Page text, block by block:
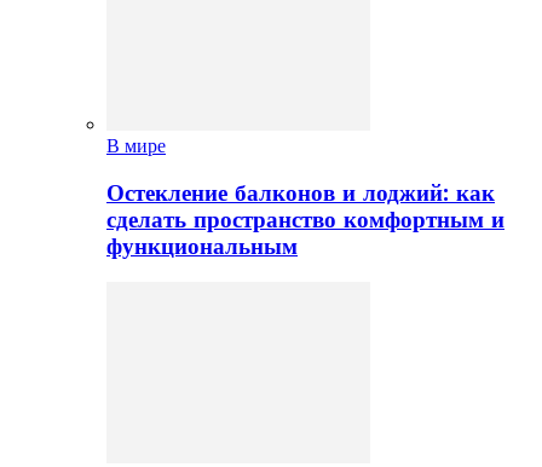
В мире
Остекление балконов и лоджий: как
сделать пространство комфортным и
функциональным